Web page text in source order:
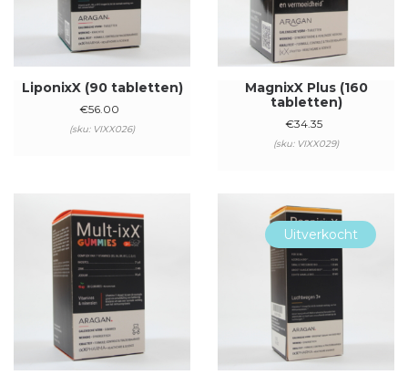
LiponixX (90 tabletten)
€56.00
(sku: VIXX026)
MagnixX Plus (160
tabletten)
€34.35
(sku: VIXX029)
Uitverkocht